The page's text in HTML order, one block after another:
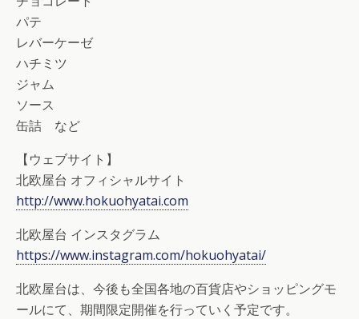
パテ
レバーケーゼ
ハチミツ
ジャム
ソース
缶詰 など
【ウェブサイト】
北欧屋台 オフィシャルサイト
http://www.hokuohyatai.com
北欧屋台 インスタグラム
https://www.instagram.com/hokuohyatai/
北欧屋台は、今後も全国各地の百貨店やショッピングモ
ールにて、期間限定開催を行っていく予定です。